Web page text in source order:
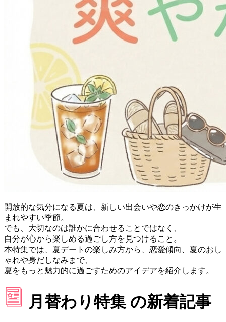
開放的な気分になる夏は、新しい出会いや恋のきっかけが生
まれやすい季節。
でも、大切なのは誰かに合わせることではなく、
自分が心から楽しめる過ごし方を見つけること。
本特集では、夏デートの楽しみ方から、恋愛傾向、夏のおし
ゃれや身だしなみまで、
夏をもっと魅力的に過ごすためのアイデアを紹介します。
月替わり特集 の新着記事